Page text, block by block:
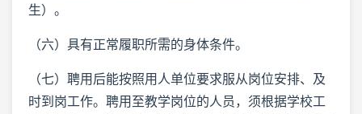
生）。
（六）具有正常履职所需的身体条件。
（七）聘用后能按照用人单位要求服从岗位安排、及
时到岗工作。聘用至教学岗位的人员，须根据学校工